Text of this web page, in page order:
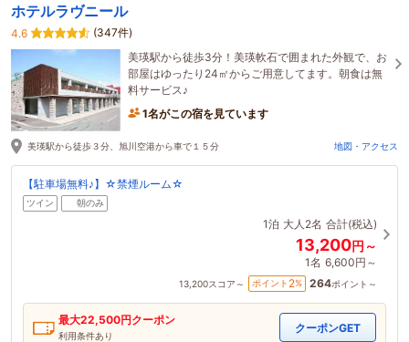
ホテルラヴニール
4.6
(347件)
美瑛駅から徒歩3分！美瑛軟石で囲まれた外観で、お
部屋はゆったり24㎡からご用意してます。朝食は無
料サービス♪
1名がこの宿を見ています
美瑛駅から徒歩３分、旭川空港から車で１５分 地図・アクセス
【駐車場無料♪】☆禁煙ルーム☆
ツイン 朝のみ
1泊 大人2名 合計(税込)
13,200円～
1名 6,600円～
13,200スコア～ ポイント 2% 264ポイント～
最大22,500円クーポン
利用条件あり
クーポンGET